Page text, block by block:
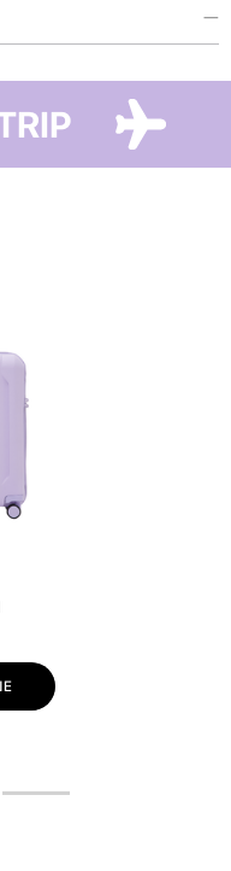
забруднень та
простір у валізі та